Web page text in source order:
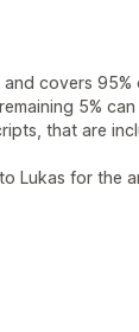
covers 95%
5%
that are
Lukas for the